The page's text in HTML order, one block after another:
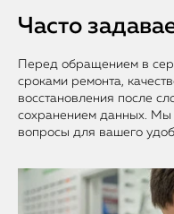
Часто
Перед обращением в
сроками ремонта,
восстановления после
сохранением данных. Мы
вопросы для вашего